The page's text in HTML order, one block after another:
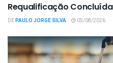
Requalificação
DEPAULO JORGE SILVA 05/08/2026